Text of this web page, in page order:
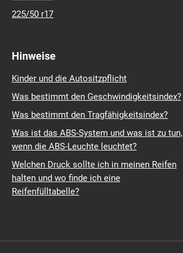
225/50 r17
Hinweise
Kinder und die Autositzpflicht
Was bestimmt den Geschwindigkeitsindex?
Was bestimmt den Tragfähigkeitsindex?
Was ist das ABS-System und was ist zu tun,
wenn die ABS-Leuchte leuchtet?
Welchen Druck sollte ich in meinen Reifen
halten und wo finde ich eine
Reifenfülltabelle?